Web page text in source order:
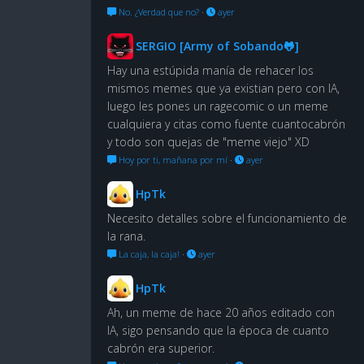
No. ¿Verdad que no? · ayer
SERGIO [Army of Sobando🐸]
Hay una estúpida manía de rehacer los
mismos memes que ya existian pero con IA,
luego les pones un ragecomic o un meme
cualquiera y citas como fuente cuantocabrón
y todo son quejas de "meme viejo" XD
Hoy por ti, mañana por mí · ayer
HpTk
Necesito detalles sobre el funcionamiento de
la rana.
La caja, la caja! · ayer
HpTk
Ah, un meme de hace 20 años editado con
IA, sigo pensando que la época de cuanto
cabrón era superior.